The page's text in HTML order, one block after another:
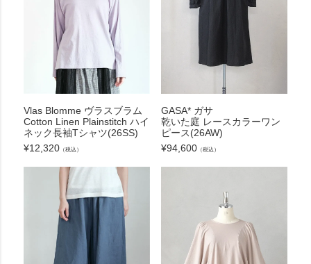
Vlas Blomme ヴラスブラム
Cotton Linen Plainstitch ハイ
ネック長袖Tシャツ(26SS)
¥12,320（税込）
GASA* ガサ
乾いた庭 レースカラーワン
ピース(26AW)
¥94,600 （税込）